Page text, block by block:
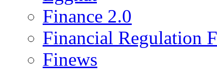
Finance 2.0
Financial Regulation
Finews